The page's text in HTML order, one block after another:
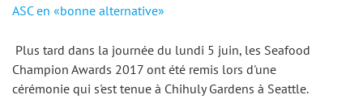
ASC en «bonne alternative»
Champion Awards 2017 ont été remis lors d'une
cérémonie qui s'est tenue à Chihuly Gardens à Seattle.